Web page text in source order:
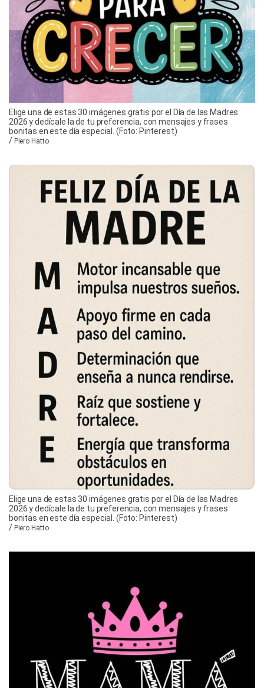
Elige una de estas 30 imágenes gratis por el Día de las Madres
2026 y dedícale la de tu preferencia, con mensajes y frases
bonitas en este día especial. (Foto: Pinterest)
/ Piero Hatto
Elige una de estas 30 imágenes gratis por el Día de las Madres
2026 y dedícale la de tu preferencia, con mensajes y frases
bonitas en este día especial. (Foto: Pinterest)
/ Piero Hatto